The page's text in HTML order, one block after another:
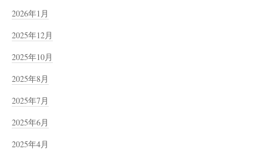
2026年1月
2025年12月
2025年10月
2025年8月
2025年7月
2025年6月
2025年4月